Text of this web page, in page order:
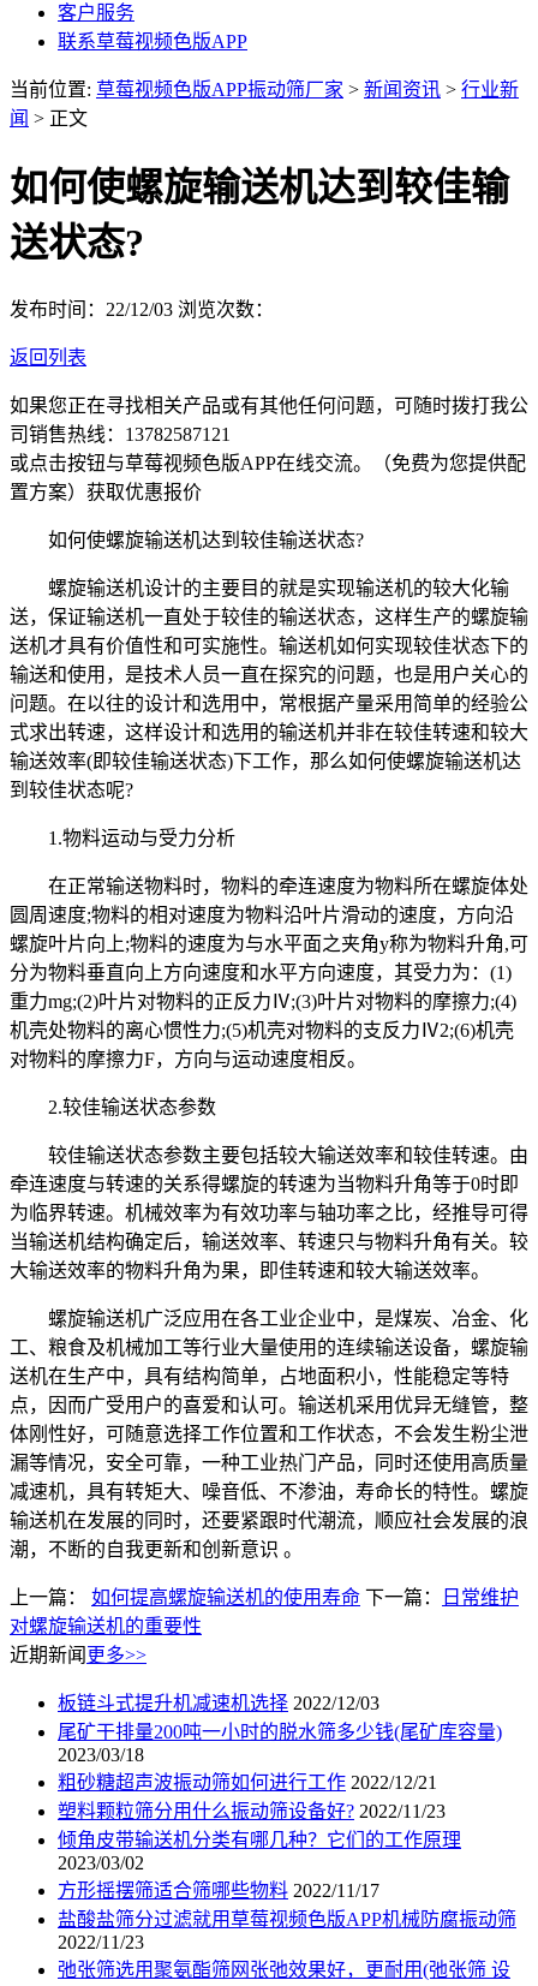
客户服务
联系草莓视频色版APP
当前位置: 草莓视频色版APP振动筛厂家 > 新闻资讯 > 行业新
闻 > 正文
如何使螺旋输送机达到较佳输
送状态?
发布时间：22/12/03 浏览次数：
返回列表
如果您正在寻找相关产品或有其他任何问题，可随时拨打我公
司销售热线： 13782587121
或点击按钮与草莓视频色版APP在线交流。（免费为您提供配
置方案） 获取优惠报价
如何使螺旋输送机达到较佳输送状态?
螺旋输送机设计的主要目的就是实现输送机的较大化输
送，保证输送机一直处于较佳的输送状态，这样生产的螺旋输
送机才具有价值性和可实施性。输送机如何实现较佳状态下的
输送和使用，是技术人员一直在探究的问题，也是用户关心的
问题。在以往的设计和选用中，常根据产量采用简单的经验公
式求出转速，这样设计和选用的输送机并非在较佳转速和较大
输送效率(即较佳输送状态)下工作，那么如何使螺旋输送机达
到较佳状态呢?
1.物料运动与受力分析
在正常输送物料时，物料的牵连速度为物料所在螺旋体处
圆周速度;物料的相对速度为物料沿叶片滑动的速度，方向沿
螺旋叶片向上;物料的速度为与水平面之夹角y称为物料升角,可
分为物料垂直向上方向速度和水平方向速度，其受力为：(1)
重力mg;(2)叶片对物料的正反力Ⅳ;(3)叶片对物料的摩擦力;(4)
机壳处物料的离心惯性力;(5)机壳对物料的支反力Ⅳ2;(6)机壳
对物料的摩擦力F，方向与运动速度相反。
2.较佳输送状态参数
较佳输送状态参数主要包括较大输送效率和较佳转速。由
牵连速度与转速的关系得螺旋的转速为当物料升角等于0时即
为临界转速。机械效率为有效功率与轴功率之比，经推导可得
当输送机结构确定后，输送效率、转速只与物料升角有关。较
大输送效率的物料升角为果，即佳转速和较大输送效率。
螺旋输送机广泛应用在各工业企业中，是煤炭、冶金、化
工、粮食及机械加工等行业大量使用的连续输送设备，螺旋输
送机在生产中，具有结构简单，占地面积小，性能稳定等特
点，因而广受用户的喜爱和认可。输送机采用优异无缝管，整
体刚性好，可随意选择工作位置和工作状态，不会发生粉尘泄
漏等情况，安全可靠，一种工业热门产品，同时还使用高质量
减速机，具有转矩大、噪音低、不渗油，寿命长的特性。螺旋
输送机在发展的同时，还要紧跟时代潮流，顺应社会发展的浪
潮，不断的自我更新和创新意识 。
上一篇： 如何提高螺旋输送机的使用寿命 下一篇：
日常维护
对螺旋输送机的重要性
近期新闻 更多>>
板链斗式提升机减速机选择 2022/12/03
尾矿干排量200吨一小时的脱水筛多少钱(尾矿库容量)
2023/03/18
粗砂糖超声波振动筛如何进行工作 2022/12/21
塑料颗粒筛分用什么振动筛设备好? 2022/11/23
倾角皮带输送机分类有哪几种？它们的工作原理
2023/03/02
方形摇摆筛适合筛哪些物料 2022/11/17
盐酸盐筛分过滤就用草莓视频色版APP机械防腐振动筛
2022/11/23
弛张筛选用聚氨酯筛网张弛效果好，更耐用(弛张筛 设